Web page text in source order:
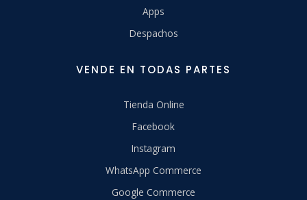
Apps
Despachos
VENDE EN TODAS PARTES
Tienda Online
Facebook
Instagram
WhatsApp Commerce
Google Commerce